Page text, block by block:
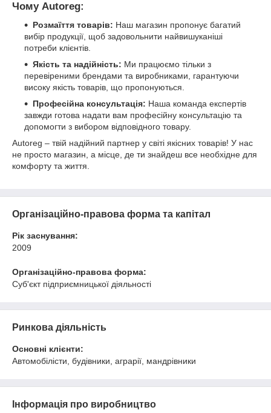
Чому Autoreg:
Розмаїття товарів: Наш магазин пропонує багатий
вибір продукції, щоб задовольнити найвишуканіші
потреби клієнтів.
Якість та надійність: Ми працюємо тільки з
перевіреними брендами та виробниками, гарантуючи
високу якість товарів, що пропонуються.
Професійна консультація: Наша команда експертів
завжди готова надати вам професійну консультацію та
допомогти з вибором відповідного товару.
Autoreg – твій надійний партнер у світі якісних товарів! У нас
не просто магазин, а місце, де ти знайдеш все необхідне для
комфорту та життя.
Організаційно-правова форма та капітал
Рік заснування:
2009
Організаційно-правова форма:
Суб'єкт підприємницької діяльності
Ринкова діяльність
Основні клієнти:
Автомобілісти, будівники, аграрії, мандрівники
Інформація про виробництво